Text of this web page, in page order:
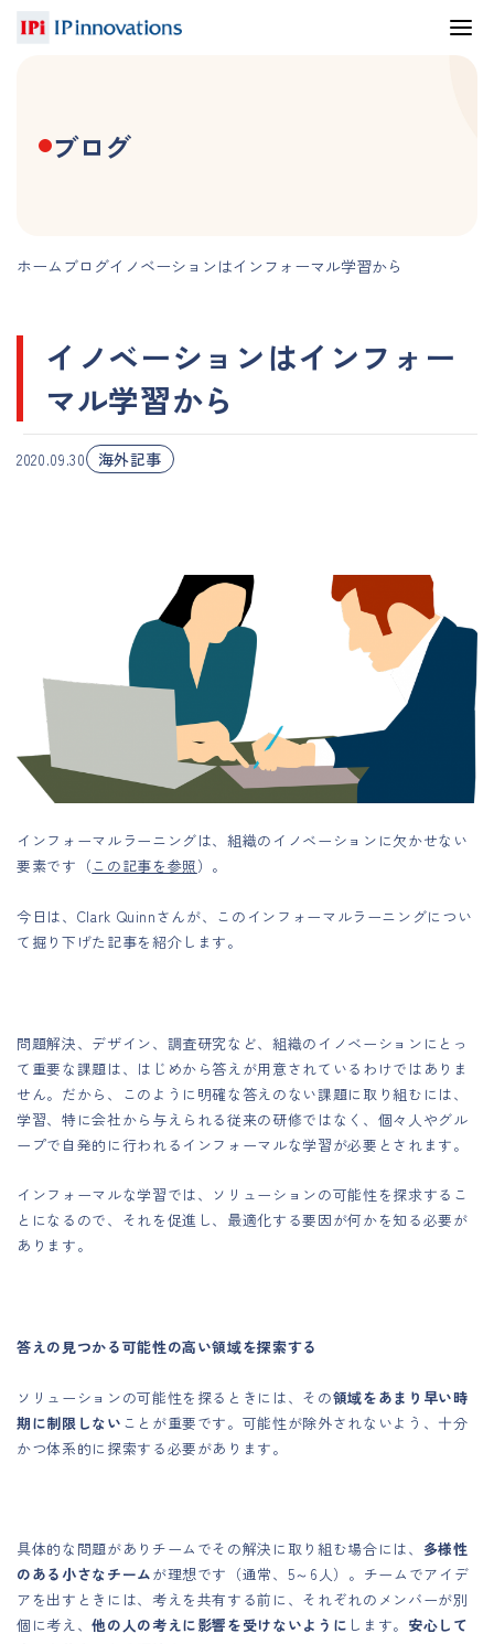
ブログ
ホーム ブログイノベーションはインフォーマル学習から
イノベーションはインフォー
マル学習から
2020.09.30 海外記事
インフォーマルラーニングは、組織のイノベーションに欠かせない
要素です（この記事を参照）。
今日は、Clark Quinnさんが、このインフォーマルラーニングについ
て掘り下げた記事を紹介します。
問題解決、デザイン、調査研究など、組織のイノベーションにとっ
て重要な課題は、はじめから答えが用意されているわけではありま
せん。だから、このように明確な答えのない課題に取り組むには、
学習、特に会社から与えられる従来の研修ではなく、個々人やグル
ープで自発的に行われるインフォーマルな学習が必要とされます。
インフォーマルな学習では、ソリューションの可能性を探求するこ
とになるので、それを促進し、最適化する要因が何かを知る必要が
あります。
答えの見つかる可能性の高い領域を探索する
ソリューションの可能性を探るときには、その領域をあまり早い時
期に制限しない ことが重要です。可能性が除外されないよう、十分
かつ体系的に探索する必要があります。
具体的な問題がありチームでその解決に取り組む場合には、 多様性
のある小さなチームが理想です（通常、5～6人）。チームでアイデ
アを出すときには、考えを共有する前に、それぞれのメンバーが別
個に考え、他の人の考えに影響を受けないように します。 安心して